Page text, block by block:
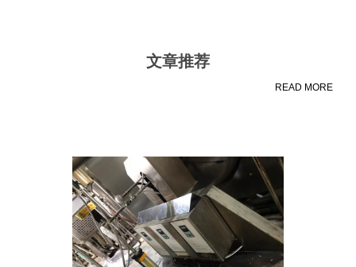
文章推荐
READ MORE